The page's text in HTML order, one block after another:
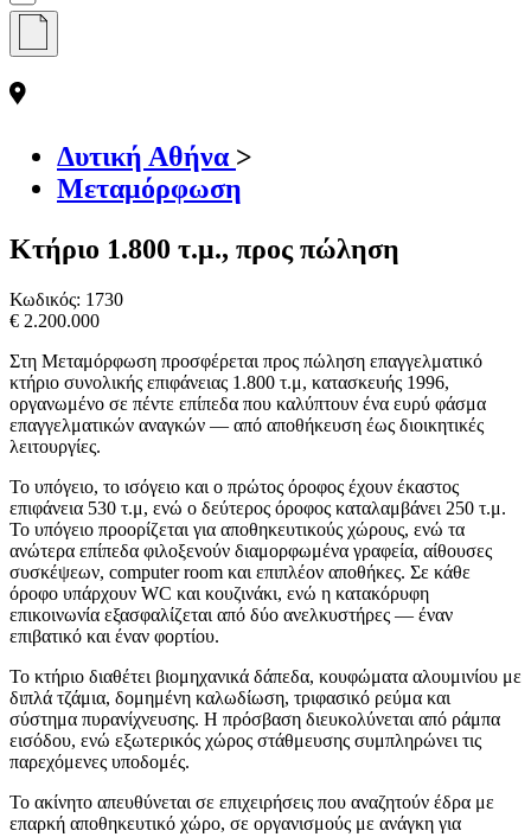
Δυτική Αθήνα >
Μεταμόρφωση
Κτήριο 1.800 τ.μ., προς πώληση
Κωδικός: 1730
€ 2.200.000
Στη Μεταμόρφωση προσφέρεται προς πώληση επαγγελματικό
κτήριο συνολικής επιφάνειας 1.800 τ.μ, κατασκευής 1996,
οργανωμένο σε πέντε επίπεδα που καλύπτουν ένα ευρύ φάσμα
επαγγελματικών αναγκών — από αποθήκευση έως διοικητικές
λειτουργίες.
Το υπόγειο, το ισόγειο και ο πρώτος όροφος έχουν έκαστος
επιφάνεια 530 τ.μ, ενώ ο δεύτερος όροφος καταλαμβάνει 250 τ.μ.
Το υπόγειο προορίζεται για αποθηκευτικούς χώρους, ενώ τα
ανώτερα επίπεδα φιλοξενούν διαμορφωμένα γραφεία, αίθουσες
συσκέψεων, computer room και επιπλέον αποθήκες. Σε κάθε
όροφο υπάρχουν WC και κουζινάκι, ενώ η κατακόρυφη
επικοινωνία εξασφαλίζεται από δύο ανελκυστήρες — έναν
επιβατικό και έναν φορτίου.
Το κτήριο διαθέτει βιομηχανικά δάπεδα, κουφώματα αλουμινίου με
διπλά τζάμια, δομημένη καλωδίωση, τριφασικό ρεύμα και
σύστημα πυρανίχνευσης. Η πρόσβαση διευκολύνεται από ράμπα
εισόδου, ενώ εξωτερικός χώρος στάθμευσης συμπληρώνει τις
παρεχόμενες υποδομές.
Το ακίνητο απευθύνεται σε επιχειρήσεις που αναζητούν έδρα με
επαρκή αποθηκευτικό χώρο, σε οργανισμούς με ανάγκη για